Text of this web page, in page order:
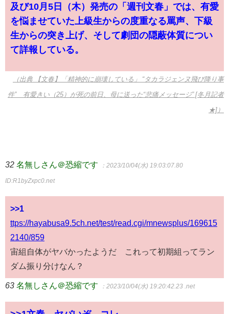
及び10月5日（木）発売の「週刊文春」では、有愛
を悩ませていた上級生からの度重なる罵声、下級
生からの突き上げ、そして劇団の隠蔽体質につい
て詳報している。
（出典 【文春】「精神的に崩壊している」 “タカラジェンヌ飛び降り事
件” 有愛きい（25）が死の前日、母に送った“悲痛メッセージ” [冬月記者
★]）
32 名無しさん＠恐縮です ：2023/10/04(水) 19:03:07.80
ID:R1byZxpc0.net
>>1
ttps://hayabusa9.5ch.net/test/read.cgi/mnewsplus/169615
2140/859
宙組自体がヤバかったようだ これって初期組ってラン
ダム振り分けなん？
63 名無しさん＠恐縮です ：2023/10/04(水) 19:20:42.23 .net